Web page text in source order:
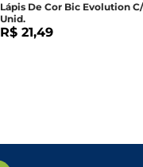
Lápis De Cor Bic Evolution
Unid.
R$ 21,49